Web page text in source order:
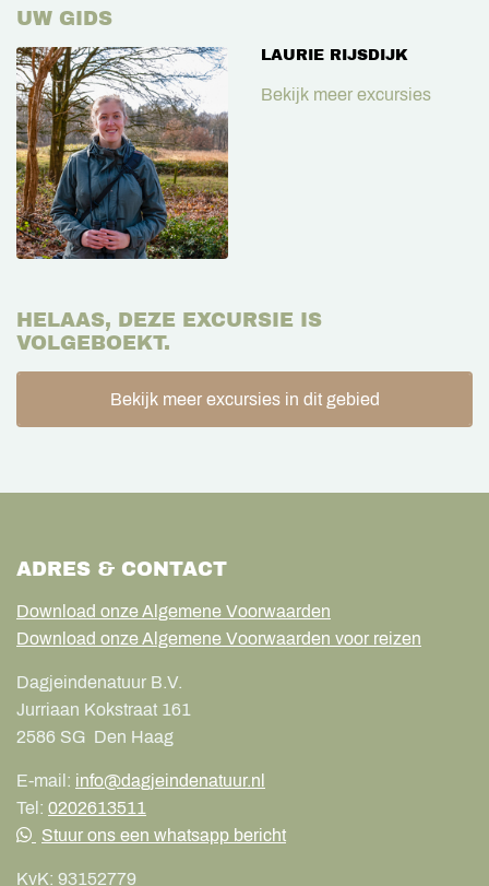
UW GIDS
LAURIE RIJSDIJK
Bekijk meer excursies
HELAAS, DEZE EXCURSIE IS
VOLGEBOEKT.
Bekijk meer excursies in dit gebied
ADRES & CONTACT
Download onze Algemene Voorwaarden
Download onze Algemene Voorwaarden voor reizen
Dagjeindenatuur B.V.
Jurriaan Kokstraat 161
2586 SG Den Haag
E-mail: info@dagjeindenatuur.nl
Tel: 0202613511
Stuur ons een whatsapp bericht
KvK: 93152779